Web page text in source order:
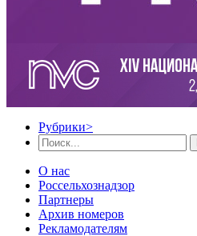
Рубрики>
О нас
Россельхознадзор
Партнеры
Архив номеров
Рекламодателям